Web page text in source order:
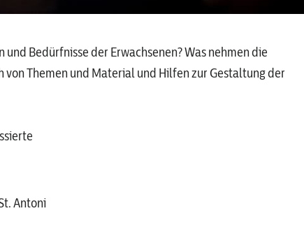
Bedürfnisse der Erwachsenen? Was nehmen die
von Themen und Material und Hilfen zur Gestaltung der
Antoni